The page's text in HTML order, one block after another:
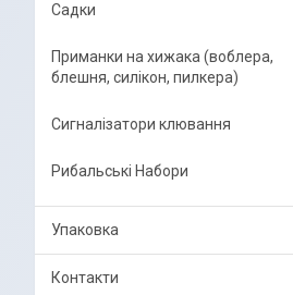
Садки
Приманки на хижака (воблера,
блешня, силікон, пилкера)
Сигналізатори клювання
Рибальські Набори
Упаковка
Контакти